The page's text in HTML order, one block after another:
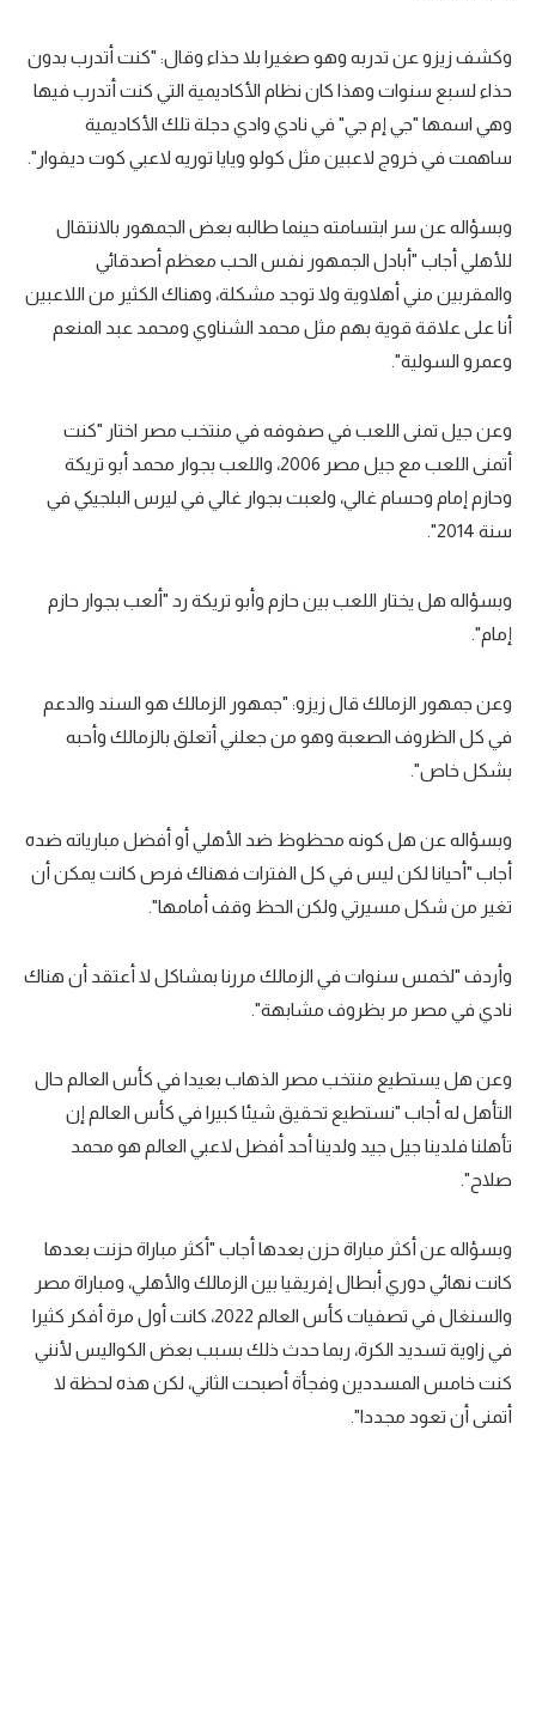
تحقيق في الجول
تحليل في الجول
كويز في الجول
فيديو في الجول
وكشف زيزو عن تدربه وهو صغيرا بلا حذاء وقال: "كنت أتدرب بدون
حذاء لسبع سنوات وهذا كان نظام الأكاديمية التي كنت أتدرب فيها
وهي اسمها "جي إم جي" في نادي وادي دجلة تلك الأكاديمية
ساهمت في خروج لاعبين مثل كولو ويايا توريه لاعبي كوت ديفوار".
وبسؤاله عن سر ابتسامته حينما طالبه بعض الجمهور بالانتقال
للأهلي أجاب "أبادل الجمهور نفس الحب معظم أصدقائي
والمقربين مني أهلاوية ولا توجد مشكلة، وهناك الكثير من اللاعبين
أنا على علاقة قوية بهم مثل محمد الشناوي ومحمد عبد المنعم
وعمرو السولية".
وعن جيل تمنى اللعب في صفوفه في منتخب مصر اختار "كنت
أتمنى اللعب مع جيل مصر 2006، واللعب بجوار محمد أبو تريكة
وحازم إمام وحسام غالي، ولعبت بجوار غالي في ليرس البلجيكي في
سنة 2014".
وبسؤاله هل يختار اللعب بين حازم وأبو تريكة رد "ألعب بجوار حازم
إمام".
وعن جمهور الزمالك قال زيزو: "جمهور الزمالك هو السند والدعم
في كل الظروف الصعبة وهو من جعلني أتعلق بالزمالك وأحبه
بشكل خاص".
وبسؤاله عن هل كونه محظوظ ضد الأهلي أو أفضل مبارياته ضده
أجاب "أحيانا لكن ليس في كل الفترات فهناك فرص كانت يمكن أن
تغير من شكل مسيرتي ولكن الحظ وقف أمامها".
وأردف "لخمس سنوات في الزمالك مررنا بمشاكل لا أعتقد أن هناك
نادي في مصر مر بظروف مشابهة".
وعن هل يستطيع منتخب مصر الذهاب بعيدا في كأس العالم حال
التأهل له أجاب "نستطيع تحقيق شيئا كبيرا في كأس العالم إن
تأهلنا فلدينا جيل جيد ولدينا أحد أفضل لاعبي العالم هو محمد
صلاح".
وبسؤاله عن أكثر مباراة حزن بعدها أجاب "أكثر مباراة حزنت بعدها
كانت نهائي دوري أبطال إفريقيا بين الزمالك والأهلي، ومباراة مصر
والسنغال في تصفيات كأس العالم 2022، كانت أول مرة أفكر كثيرا
في زاوية تسديد الكرة، ربما حدث ذلك بسبب بعض الكواليس لأنني
كنت خامس المسددين وفجأة أصبحت الثاني، لكن هذه لحظة لا
أتمنى أن تعود مجددا".